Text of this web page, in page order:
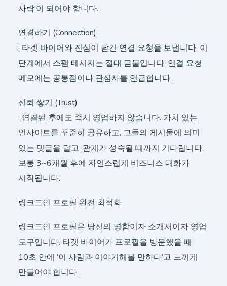
사람’이 되어야 합니다.
연결하기 (Connection)
: 타겟 바이어와 진심이 담긴 연결 요청을 보냅니다. 이
단계에서 스팸 메시지는 절대 금물입니다. 연결 요청
메모에는 공통점이나 관심사를 언급합니다.
신뢰 쌓기 (Trust)
: 연결된 후에도 즉시 영업하지 않습니다. 가치 있는
인사이트를 꾸준히 공유하고, 그들의 게시물에 의미
있는 댓글을 달고, 관계가 성숙될 때까지 기다립니다.
보통 3~6개월 후에 자연스럽게 비즈니스 대화가
시작됩니다.
링크드인 프로필 완전 최적화
링크드인 프로필은 당신의 명함이자 소개서이자 영업
도구입니다. 타겟 바이어가 프로필을 방문했을 때
10초 안에 ‘이 사람과 이야기해볼 만하다’고 느끼게
만들어야 합니다.